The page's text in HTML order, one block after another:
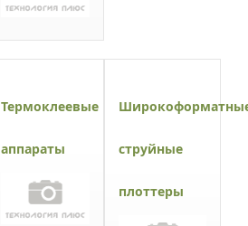
Термоклеевые
аппараты струйные
плоттеры